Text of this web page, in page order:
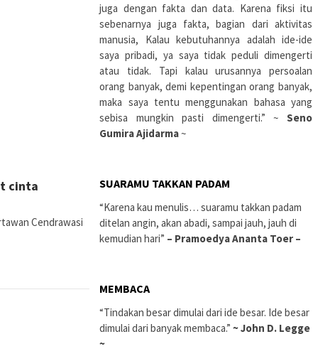
cinta
Cendrawasi
juga dengan fakta dan data. Karena fiksi itu
sebenarnya juga fakta, bagian dari aktivitas
manusia, Kalau kebutuhannya adalah ide-ide
saya pribadi, ya saya tidak peduli dimengerti
atau tidak. Tapi kalau urusannya persoalan
orang banyak, demi kepentingan orang banyak,
maka saya tentu menggunakan bahasa yang
sebisa mungkin pasti dimengerti.” ~ Seno
Gumira Ajidarma~
SUARAMU TAKKAN PADAM
“Karena kau menulis… suaramu takkan padam
ditelan angin, akan abadi, sampai jauh, jauh di
kemudian hari” – Pramoedya Ananta Toer –
MEMBACA
“Tindakan besar dimulai dari ide besar. Ide besar
dimulai dari banyak membaca.”~ John D. Legge
~